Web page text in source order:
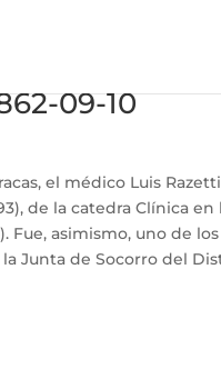
09-10
el médico Luis
de la catedra Clínica
Fue, asimismo, uno de
Junta de Socorro del